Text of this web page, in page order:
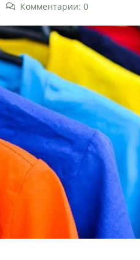
Комментарии: 0